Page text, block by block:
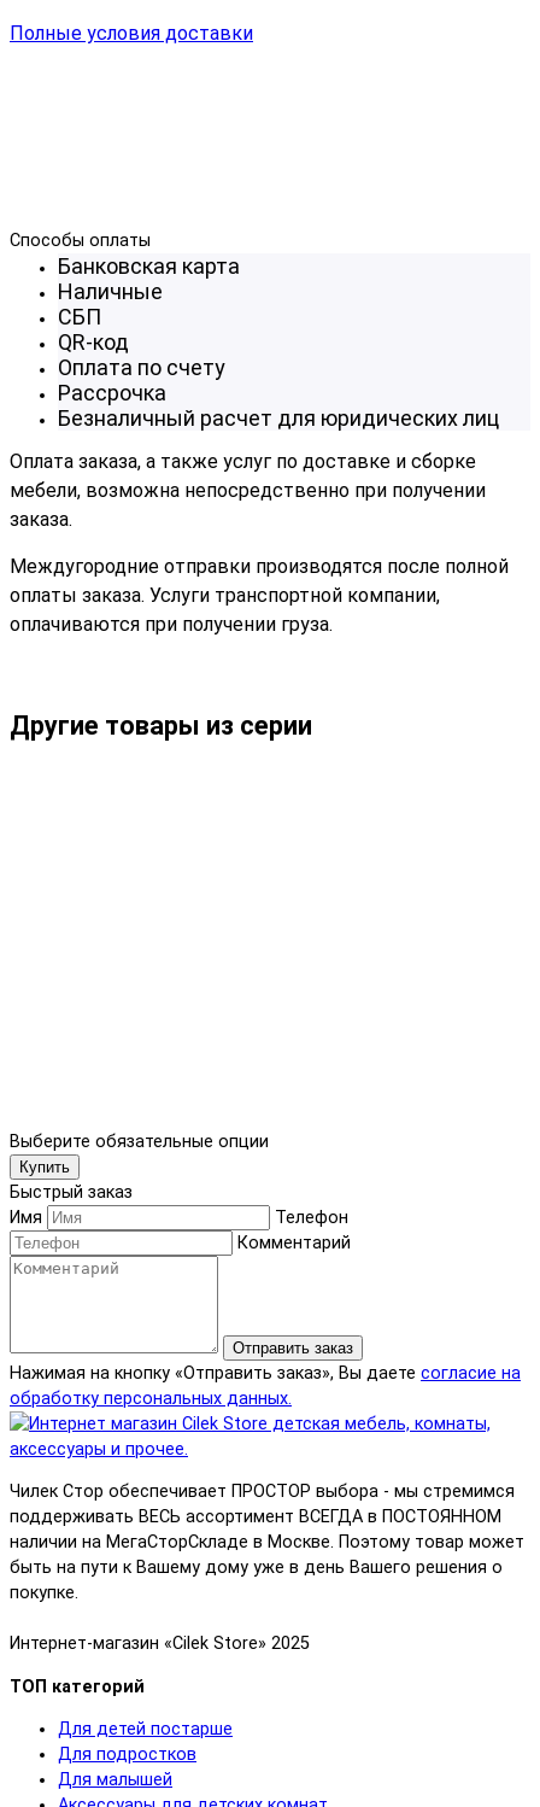
Полные условия доставки
Способы оплаты
Банковская карта
Наличные
СБП
QR-код
Оплата по счету
Рассрочка
Безналичный расчет для юридических лиц
Оплата заказа, а также услуг по доставке и сборке
мебели, возможна непосредственно при получении
заказа.
Междугородние отправки производятся после полной
оплаты заказа. Услуги транспортной компании,
оплачиваются при получении груза.
Другие товары из серии
Выберите обязательные опции
Купить
Быстрый заказ
Имя
Телефон
Комментарий
Отправить заказ
Нажимая на кнопку «Отправить заказ», Вы даете согласие на
обработку персональных данных.
Чилек Стор обеспечивает ПРОСТОР выбора - мы стремимся
поддерживать ВЕСЬ ассортимент ВСЕГДА в ПОСТОЯННОМ
наличии на МегаСторСкладе в Москве. Поэтому товар может
быть на пути к Вашему дому уже в день Вашего решения о
покупке.
Интернет-магазин «Cilek Store» 2025
ТОП категорий
Для детей постарше
Для подростков
Для малышей